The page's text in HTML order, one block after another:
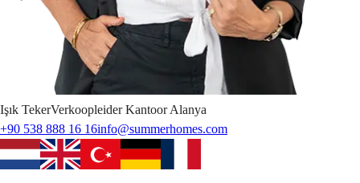
Işık TekerVerkoopleider Kantoor Alanya
+90 538 888 16 16info@summerhomes.com